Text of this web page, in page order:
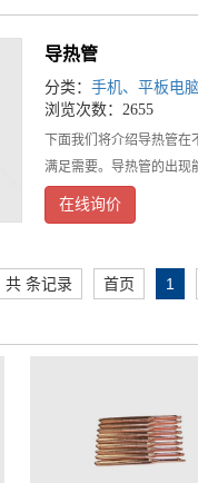
导热管
分类： 手机、平板电
浏览次数：2655
下面我们将介绍导热管
满足需要。导热管的出现
在线询价
共 条记录 首页 1